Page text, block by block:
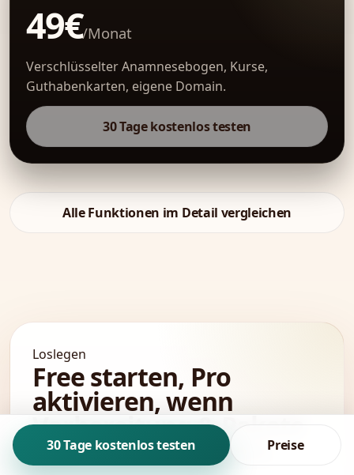
49€/Monat
Verschlüsselter Anamnesebogen, Kurse,
Guthabenkarten, eigene Domain.
30 Tage kostenlos testen
Alle Funktionen im Detail vergleichen
Loslegen
Free starten, Pro
aktivieren, wenn
Vorbereitung & Pakete
zum Thema werden.
30 Tage kostenlos testen Preise